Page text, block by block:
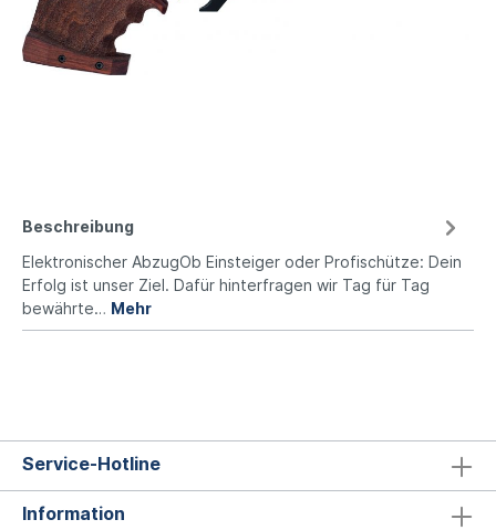
Beschreibung
Elektronischer AbzugOb Einsteiger oder Profischütze: Dein
Erfolg ist unser Ziel. Dafür hinterfragen wir Tag für Tag
bewährte… Mehr
Service-Hotline
Information